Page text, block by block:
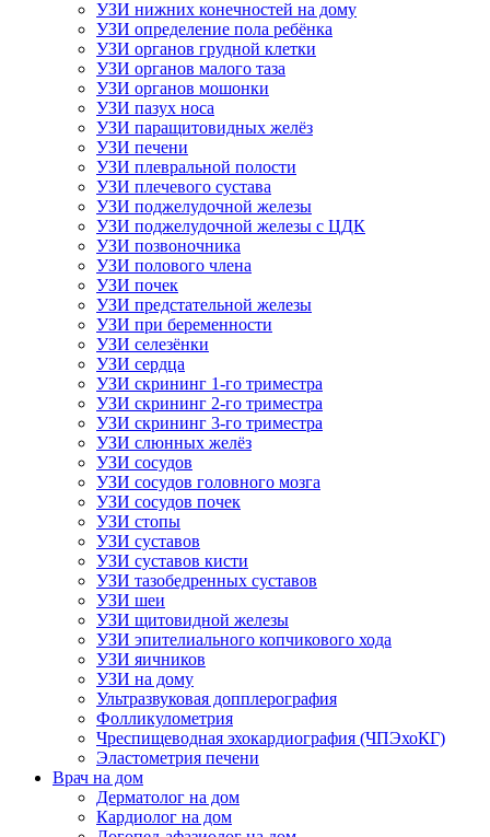
УЗИ нижних конечностей на дому
УЗИ определение пола ребёнка
УЗИ органов грудной клетки
УЗИ органов малого таза
УЗИ органов мошонки
УЗИ пазух носа
УЗИ паращитовидных желёз
УЗИ печени
УЗИ плевральной полости
УЗИ плечевого сустава
УЗИ поджелудочной железы
УЗИ поджелудочной железы с ЦДК
УЗИ позвоночника
УЗИ полового члена
УЗИ почек
УЗИ предстательной железы
УЗИ при беременности
УЗИ селезёнки
УЗИ сердца
УЗИ скрининг 1-го триместра
УЗИ скрининг 2-го триместра
УЗИ скрининг 3-го триместра
УЗИ слюнных желёз
УЗИ сосудов
УЗИ сосудов головного мозга
УЗИ сосудов почек
УЗИ стопы
УЗИ суставов
УЗИ суставов кисти
УЗИ тазобедренных суставов
УЗИ шеи
УЗИ щитовидной железы
УЗИ эпителиального копчикового хода
УЗИ яичников
УЗИ на дому
Ультразвуковая допплерография
Фолликулометрия
Чреспищеводная эхокардиография (ЧПЭхоКГ)
Эластометрия печени
Врач на дом
Дерматолог на дом
Кардиолог на дом